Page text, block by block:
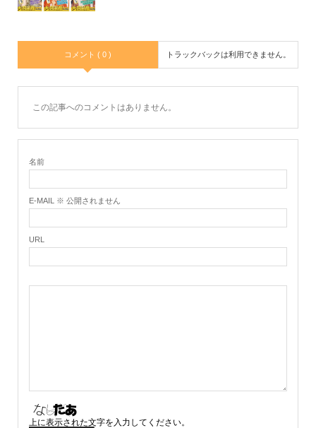
コメント ( 0 ) トラックバックは利用できません。
この記事へのコメントはありません。
名前
E-MAIL ※ 公開されません
URL
上に表示された文字を入力してください。